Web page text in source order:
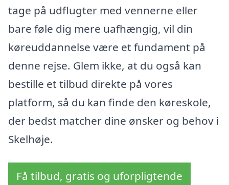
tage på udflugter med vennerne eller
bare føle dig mere uafhængig, vil din
køreuddannelse være et fundament på
denne rejse. Glem ikke, at du også kan
bestille et tilbud direkte på vores
platform, så du kan finde den køreskole,
der bedst matcher dine ønsker og behov i
Skelhøje.
Få tilbud, gratis og uforpligtende